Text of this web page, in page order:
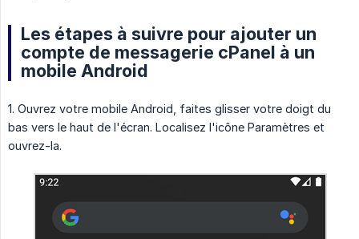
Les étapes à suivre pour ajouter un
compte de messagerie cPanel à un
mobile Android
1. Ouvrez votre mobile Android, faites glisser votre doigt du
bas vers le haut de l'écran. Localisez l'icône Paramètres et
ouvrez-la.